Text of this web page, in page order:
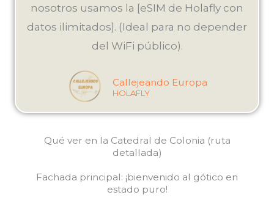
nosotros usamos la [eSIM de Holafly con
datos ilimitados]. (Ideal para no depender
del WiFi público).
Callejeando Europa
HOLAFLY
Qué ver en la Catedral de Colonia (ruta
detallada)
Fachada principal: ¡bienvenido al gótico en
estado puro!